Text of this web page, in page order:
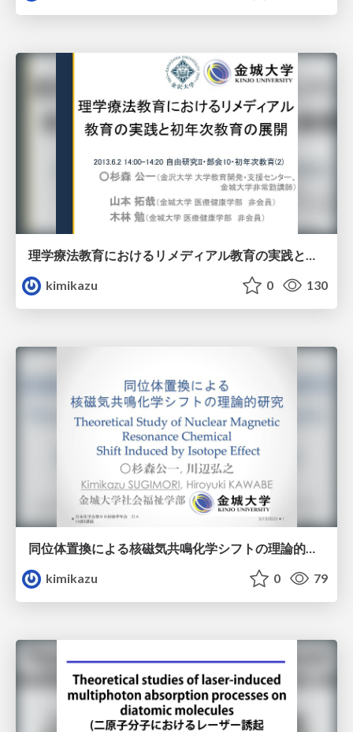
kimikazu
0 130
同位体置換による核磁気共鳴化学シフトの理論的研究
kimikazu
0 79